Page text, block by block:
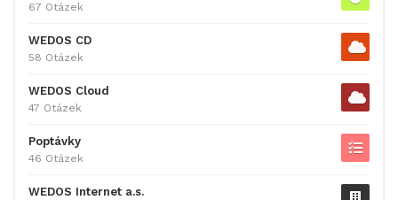
67 Otázek
WEDOS CD
58 Otázek
WEDOS Cloud
47 Otázek
Poptávky
46 Otázek
WEDOS Internet a.s.